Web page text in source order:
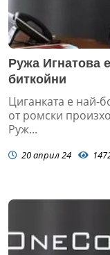
Ружа Игнатова
биткойни
Циганката е най-
от ромски
Руж...
20 април 24